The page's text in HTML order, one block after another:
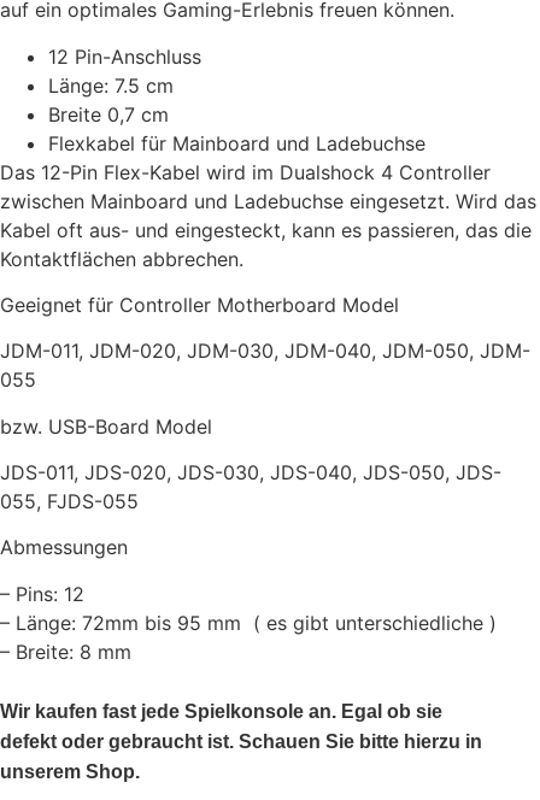
auf ein optimales Gaming-Erlebnis freuen können.
12 Pin-Anschluss
Länge: 7.5 cm
Breite 0,7 cm
Flexkabel für Mainboard und Ladebuchse
Das 12-Pin Flex-Kabel wird im Dualshock 4 Controller
zwischen Mainboard und Ladebuchse eingesetzt. Wird das
Kabel oft aus- und eingesteckt, kann es passieren, das die
Kontaktflächen abbrechen.
Geeignet für Controller Motherboard Model
JDM-011, JDM-020, JDM-030, JDM-040, JDM-050, JDM-
055
bzw. USB-Board Model
JDS-011, JDS-020, JDS-030, JDS-040, JDS-050, JDS-
055, FJDS-055
Abmessungen
– Pins: 12
– Länge: 72mm bis 95 mm ( es gibt unterschiedliche )
– Breite: 8 mm
Wir kaufen fast jede Spielkonsole an. Egal ob sie
defekt oder gebraucht ist. Schauen Sie bitte hierzu in
unserem Shop.